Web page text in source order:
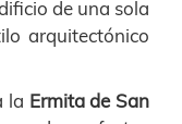
de una sola
arquitectónico
la Ermita de San